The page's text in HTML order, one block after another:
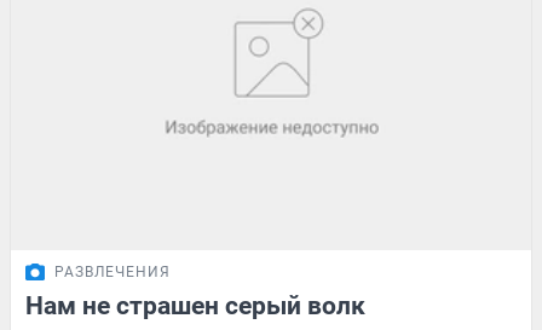
РАЗВЛЕЧЕНИЯ
Нам не страшен серый волк